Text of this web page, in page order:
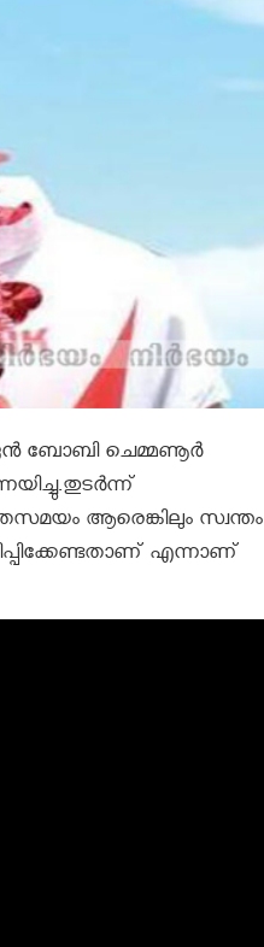
ബോബി ചെമ്മണൂർ
ആരെങ്കിലും സ്വന്തം
എന്നാണ്